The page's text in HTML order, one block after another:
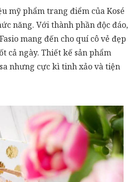
mỹ phẩm trang điểm của Kosé
năng. Với thành phần độc đáo,
mang đến cho quí cô vẻ đẹp
cả ngày. Thiết kế sản phẩm
nhưng cực kì tinh xảo và tiện